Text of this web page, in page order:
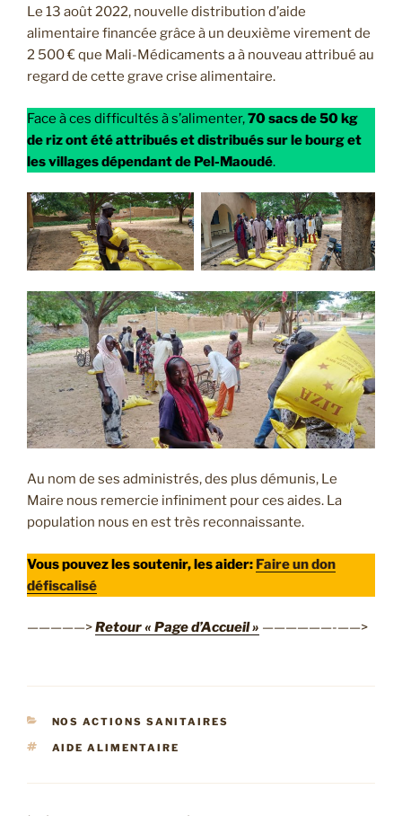
Le 13 août 2022, nouvelle distribution d’aide
alimentaire financée grâce à un deuxième virement de
2 500 € que Mali-Médicaments a à nouveau attribué au
regard de cette grave crise alimentaire.
Face à ces difficultés à s’alimenter,70 sacs de 50 kg
de riz ont été attribués et distribués sur le bourg et
les villages dépendant de Pel-Maoudé.
Au nom de ses administrés, des plus démunis, Le
Maire nous remercie infiniment pour ces aides. La
population nous en est très reconnaissante.
Vous pouvez les soutenir, les aider: Faire un don
défiscalisé
—————>Retour « Page d’Accueil » ——————-——>
CATÉGORIES
NOS ACTIONS SANITAIRES
ÉTIQUETTES
AIDE ALIMENTAIRE